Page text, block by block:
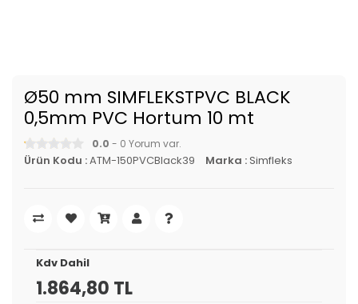
Ø50 mm SIMFLEKSTPVC BLACK
0,5mm PVC Hortum 10 mt
0.0 - 0 Yorum var.
Ürün Kodu :ATM-150PVCBlack39 Marka :Simfleks
Kdv Dahil
1.864,80 TL